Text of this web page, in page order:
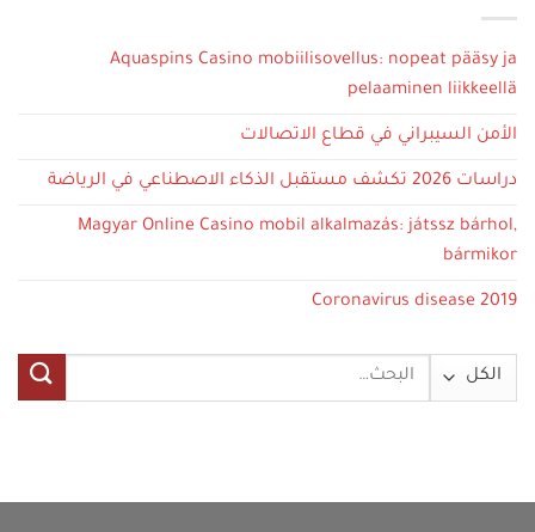
Aquaspins Casino mobiilisovellus: nopeat pääsy ja
pelaaminen liikkeellä
الأمن السيبراني في قطاع الاتصالات
دراسات 2026 تكشف مستقبل الذكاء الاصطناعي في الرياضة
Magyar Online Casino mobil alkalmazás: játssz bárhol,
bármikor
Coronavirus disease 2019
البحث